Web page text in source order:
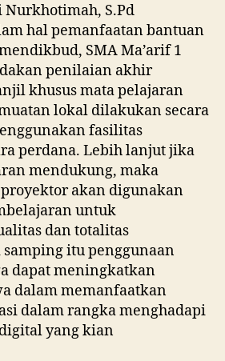
Nurkhotimah, S.Pd
hal pemanfaatan bantuan
SMA Ma’arif 1
penilaian akhir
khusus mata pelajaran
lokal dilakukan secara
fasilitas
perdana. Lebih lanjut jika
mendukung, maka
akan digunakan
untuk
dan totalitas
itu penggunaan
dapat meningkatkan
dalam memanfaatkan
dalam rangka menghadapi
yang kian